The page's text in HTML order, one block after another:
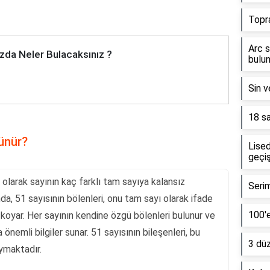
Neler Bulacaksınız ?
sayının kaç farklı tam sayıya kalansız
51 sayısının bölenleri, onu tam sayı olarak ifade
Her sayının kendine özgü bölenleri bulunur ve
önemli bilgiler sunar. 51 sayısının bileşenleri, bu
Arc
Sin
18
3